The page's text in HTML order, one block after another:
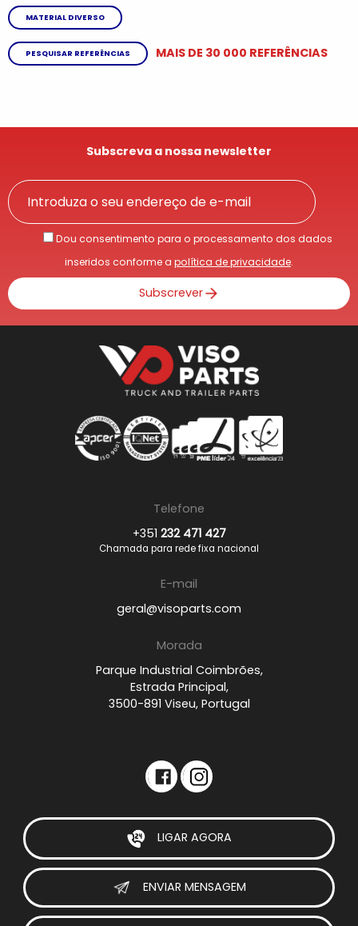
MATERIAL DIVERSO
PESQUISAR REFERÊNCIAS MAIS DE 30 000 REFERÊNCIAS
Subscreva a nossa newsletter
Dou consentimento para o processamento dos dados
inseridos conforme a política de privacidade.
Subscrever
Telefone
+351 232 471 427
Chamada para rede fixa nacional
E-mail
geral@visoparts.com
Morada
Parque Industrial Coimbrões,
Estrada Principal,
3500-891 Viseu, Portugal
LIGAR AGORA
ENVIAR MENSAGEM